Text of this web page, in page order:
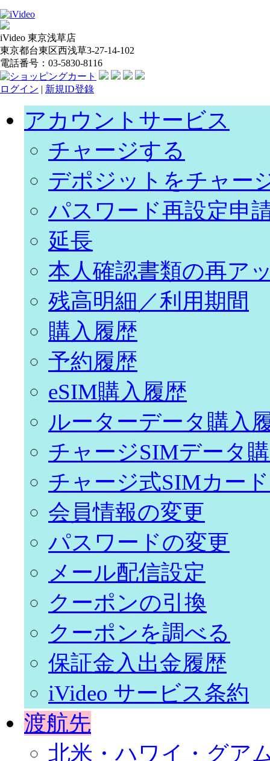
iVideo 東京浅草店
東京都台東区西浅草3-27-14-102
電話番号：03-5830-8116
ログイン | 新規ID登錄
アカウントサービス
チャージする
デポジットをチャー
パスワード再設定申
延長
本人確認書類の再ア
残高明細／利用期間
購入履歴
予約履歴
eSIM購入履歴
ルーターデータ購入
チャージSIMデータ
チャージ式SIMカー
会員情報の変更
パスワードの変更
メール配信設定
クーポンの引換
クーポンを調べる
保証金入出金履歴
iVideo サービス条約
渡航先
北米・ハワイ・グア